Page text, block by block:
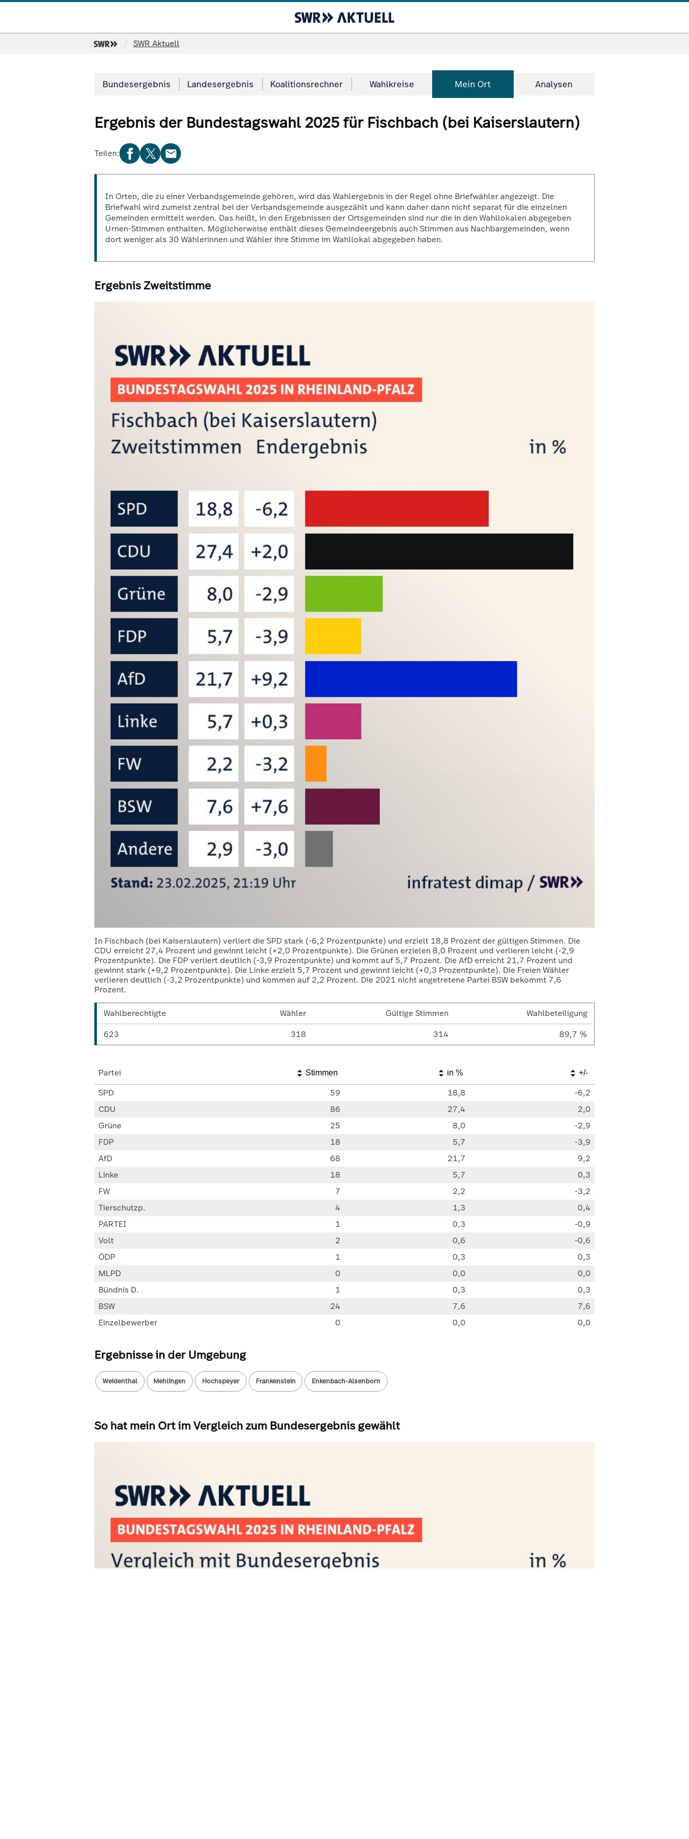
SWRSWR Aktuell
Bundesergebnis Landesergebnis Koalitionsrechner Wahlkreise Mein Ort Analysen
Ergebnis der Bundestagswahl 2025 für Fischbach (bei Kaiserslautern)
Teilen:
In Orten, die zu einer Verbandsgemeinde gehören, wird das Wahlergebnis in der Regel ohne Briefwähler angezeigt. Die
Briefwahl wird zumeist zentral bei der Verbandsgemeinde ausgezählt und kann daher dann nicht separat für die einzelnen
Gemeinden ermittelt werden. Das heißt, in den Ergebnissen der Ortsgemeinden sind nur die in den Wahllokalen abgegeben
Urnen-Stimmen enthalten. Möglicherweise enthält dieses Gemeindeergebnis auch Stimmen aus Nachbargemeinden, wenn
dort weniger als 30 Wählerinnen und Wähler ihre Stimme im Wahllokal abgegeben haben.
Ergebnis Zweitstimme
In Fischbach (bei Kaiserslautern) verliert die SPD stark (-6,2 Prozentpunkte) und erzielt 18,8 Prozent der gültigen Stimmen. Die
CDU erreicht 27,4 Prozent und gewinnt leicht (+2,0 Prozentpunkte). Die Grünen erzielen 8,0 Prozent und verlieren leicht (-2,9
Prozentpunkte). Die FDP verliert deutlich (-3,9 Prozentpunkte) und kommt auf 5,7 Prozent. Die AfD erreicht 21,7 Prozent und
gewinnt stark (+9,2 Prozentpunkte). Die Linke erzielt 5,7 Prozent und gewinnt leicht (+0,3 Prozentpunkte). Die Freien Wähler
verlieren deutlich (-3,2 Prozentpunkte) und kommen auf 2,2 Prozent. Die 2021 nicht angetretene Partei BSW bekommt 7,6
Prozent.
Wahlberechtigte Wähler Gültige Stimmen
Wahlbeteiligung
623
318 314 89,7 %
Partei Stimmen in % +/-
SPD 59 18,8
-6,2
CDU
86 27,4
2,0
Grüne
25 8,0
-2,9
FDP
18 5,7
-3,9
AfD
68 21,7
9,2
Linke
18 5,7
0,3
FW
7 2,2
-3,2
Tierschutzp.
4 1,3
0,4
PARTEI
1 0,3
-0,9
Volt
2 0,6
-0,6
ÖDP
1 0,3
0,3
MLPD
0 0,0
0,0
Bündnis D.
1 0,3
0,3
BSW
24 7,6
7,6
Einzelbewerber
0 0,0 0,0
Ergebnisse in der Umgebung
Weidenthal Mehlingen Hochspeyer Frankenstein Enkenbach-Alsenborn
So hat mein Ort im Vergleich zum Bundesergebnis gewählt